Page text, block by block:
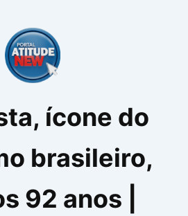
ícone do
brasileiro,
92 anos |